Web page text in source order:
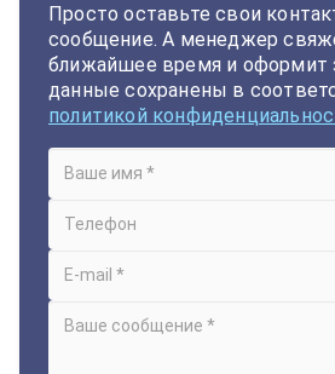
Просто оставьте свои
сообщение. А менеджер
ближайшее время и оформит
данные сохранены в
политикой